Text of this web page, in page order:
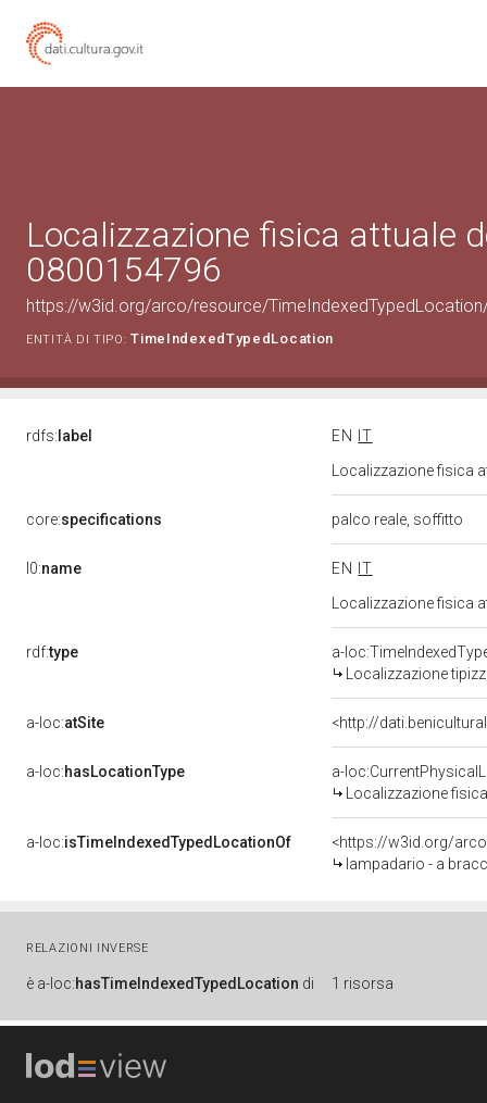
Localizzazione fisica attuale
0800154796
https://w3id.org/arco/resource/
ENTITÀ DI TIPO: TimeIndexedTypedLocation
rdfs: label EN
IT
Localizzazione fisica
core:specifications palco reale, soffitto
l0:name EN
IT
Localizzazione fisica
rdf:type
a-
Localizzazione
a-loc:atSite <http://
a-loc:hasLocationType
a-
Localizzazione
a-loc:isTimeIndexedTypedLocationOf
<https://w3id.org/
lampadario - a
RELAZIONI INVERSE
è a-loc:hasTimeIndexedTypedLocation di 1 risorsa